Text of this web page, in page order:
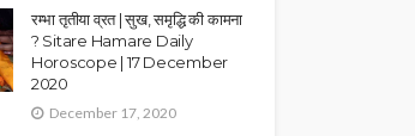
रम्भा तृतीया व्रत | सुख, समृद्धि की कामना
? Sitare Hamare Daily
Horoscope | 17 December
2020
December 17, 2020